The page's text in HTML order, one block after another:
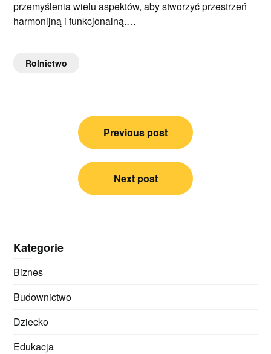
przemyślenia wielu aspektów, aby stworzyć przestrzeń
harmonijną i funkcjonalną.…
Rolnictwo
Nawigacja
Previous post
Next post
Kategorie
Biznes
Budownictwo
Dziecko
Edukacja